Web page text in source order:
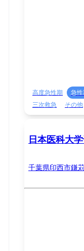
高度急性期 急
三次救急
その他
日本医科大
千葉県印西市鎌